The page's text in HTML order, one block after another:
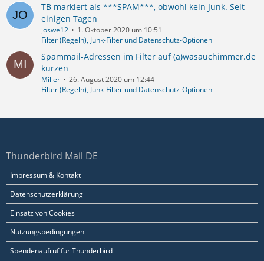
TB markiert als ***SPAM***, obwohl kein Junk. Seit
einigen Tagen
joswe12
1. Oktober 2020 um 10:51
Filter (Regeln), Junk-Filter und Datenschutz-Optionen
Spammail-Adressen im Filter auf (a)wasauchimmer.de
kürzen
Miller
26. August 2020 um 12:44
Filter (Regeln), Junk-Filter und Datenschutz-Optionen
Thunderbird Mail DE
Impressum & Kontakt
Datenschutzerklärung
Einsatz von Cookies
Nutzungsbedingungen
Spendenaufruf für Thunderbird